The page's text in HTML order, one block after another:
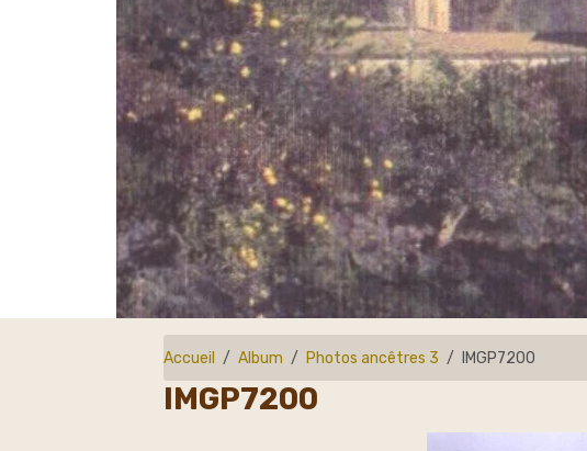
Accueil Album Photos ancêtres 3 IMGP7200
IMGP7200